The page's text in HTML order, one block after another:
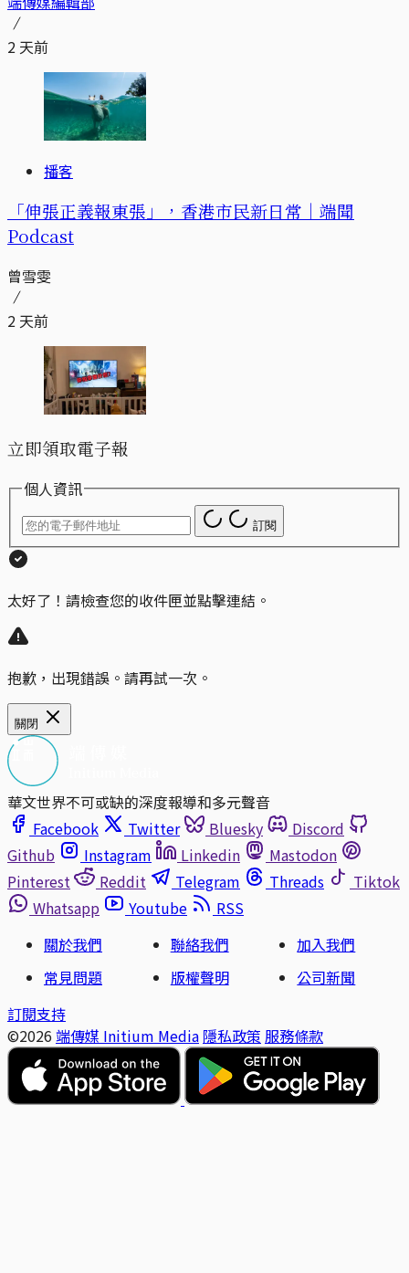
2 天前
播客
「伸張正義報東張」，香港市民新日常｜端聞
Podcast
曾雪雯
2 天前
立即領取電子報
個人資訊
訂閱
太好了！請檢查您的收件匣並點擊連結。
抱歉，出現錯誤。請再試一次。
關閉
華文世界不可或缺的深度報導和多元聲音
Facebook
Twitter Bluesky
Discord
Github
Instagram Linkedin
Mastodon
Pinterest
Reddit Telegram Threads
Tiktok
Whatsapp
Youtube
RSS
關於我們
聯絡我們
加入我們
常見問題
版權聲明
公司新聞
訂閱支持
©2026 端傳媒 Initium Media 隱私政策 服務條款